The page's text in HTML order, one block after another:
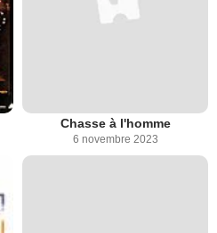
Chasse à l'homme
6 novembre 2023